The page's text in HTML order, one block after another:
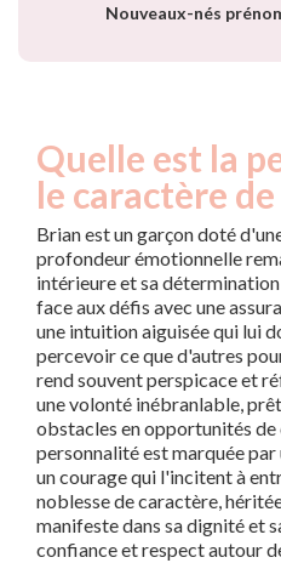
Nouveaux-nés
Quelle est la
le caractère
Brian est un garçon doté
profondeur émotionnelle
intérieure et sa
face aux défis avec une
une intuition aiguisée qui lui
percevoir ce que d'autres
rend souvent perspicace et
une volonté inébranlable,
obstacles en opportunités de
personnalité est marquée
un courage qui l'incitent à
noblesse de caractère,
manifeste dans sa dignité et
confiance et respect autour